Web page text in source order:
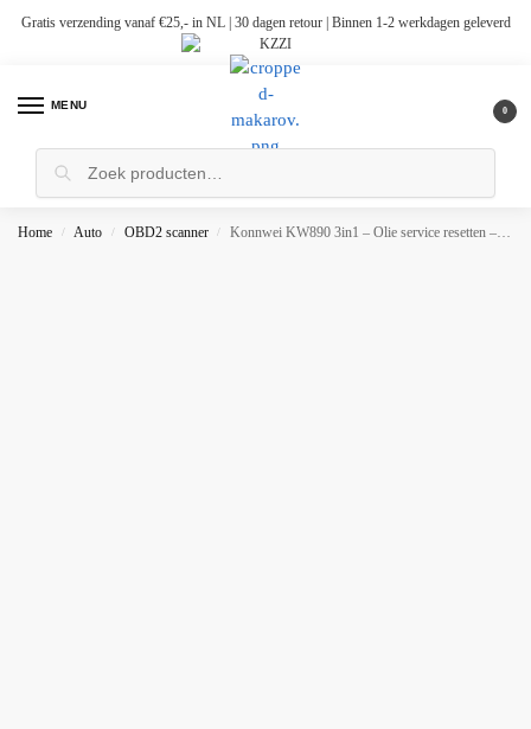
Gratis verzending vanaf €25,- in NL | 30 dagen retour | Binnen 1-2 werkdagen geleverd
MENU 0
Home / Auto / OBD2 scanner / Konnwei KW890 3in1 – Olie service resetten – Accu Tester – OBD2 Scanner